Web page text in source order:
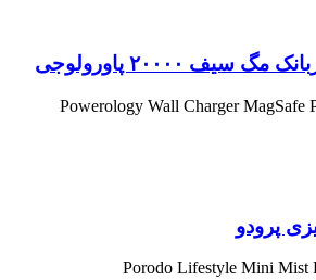
۲۰۰۰۰ پاورولوجی
Powerology Wall Charger MagSafe
پرودو
Porodo Lifestyle Mini Mist